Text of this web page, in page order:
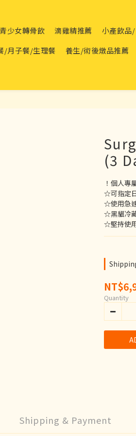
少女轉骨飲 滴雞精推薦
小產飲品
/月子餐/生理餐 養生/術後燉品推薦
(3
！個人專
☆可指定
☆使用急
☆黑貓冷
☆堅持使
Quantity
Shipping & Payment